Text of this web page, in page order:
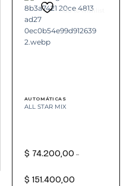
Add to wishlist
AUTOMÁTICAS
ALL STAR MIX
$ 74.200,00 –
$ 151.400,00de